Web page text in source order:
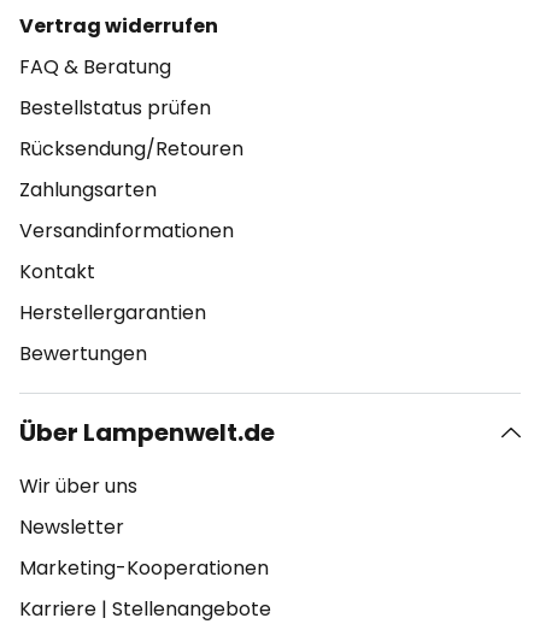
Vertrag widerrufen
FAQ & Beratung
Bestellstatus prüfen
Rücksendung/Retouren
Zahlungsarten
Versandinformationen
Kontakt
Herstellergarantien
Bewertungen
Über Lampenwelt.de
Wir über uns
Newsletter
Marketing-Kooperationen
Karriere | Stellenangebote